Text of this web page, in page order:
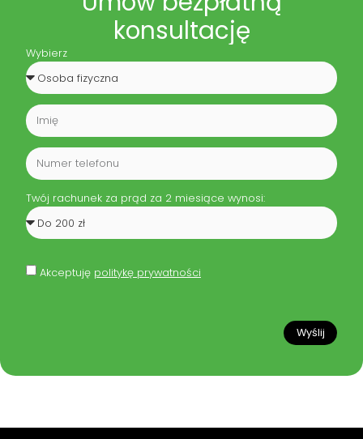
konsultację
Wybierz
Twój rachunek za prąd za 2 miesiące wynosi:
Akceptuję politykę prywatności
Wyślij